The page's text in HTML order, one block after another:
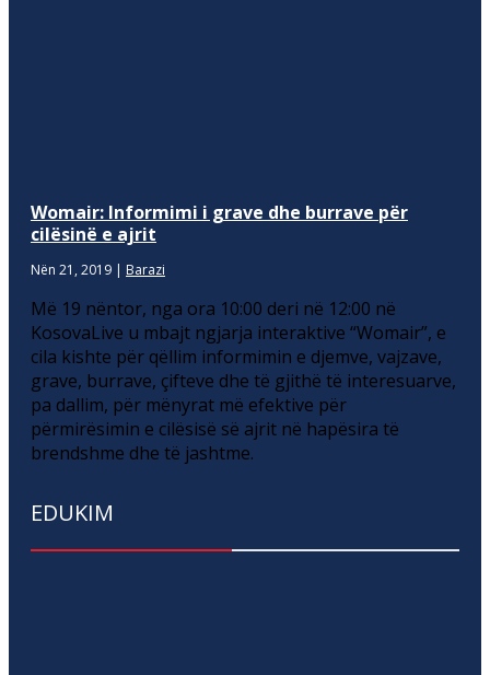
Womair: Informimi i grave dhe burrave për
cilësinë e ajrit
Nën 21, 2019 | Barazi
Më 19 nëntor, nga ora 10:00 deri në 12:00 në
KosovaLive u mbajt ngjarja interaktive “Womair”, e
cila kishte për qëllim informimin e djemve, vajzave,
grave, burrave, çifteve dhe të gjithë të interesuarve,
pa dallim, për mënyrat më efektive për
përmirësimin e cilësisë së ajrit në hapësira të
brendshme dhe të jashtme.
EDUKIM